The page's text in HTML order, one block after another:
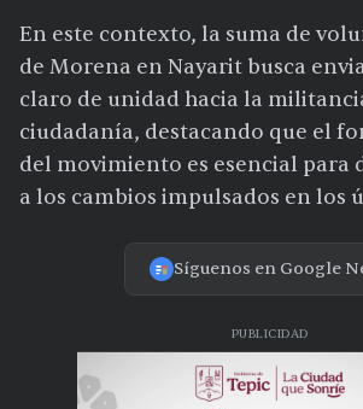
En este contexto, la suma de
de Morena en Nayarit busca
claro de unidad hacia la
ciudadanía, destacando que el
del movimiento es esencial para
a los cambios impulsados en los
Síguenos en Google
PUBLICIDAD